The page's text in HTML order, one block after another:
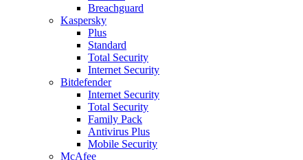
Breachguard
Kaspersky
Plus
Standard
Total Security
Internet Security
Bitdefender
Internet Security
Total Security
Family Pack
Antivirus Plus
Mobile Security
McAfee